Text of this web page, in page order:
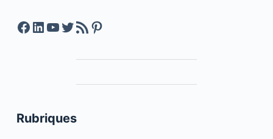
Facebook
LinkedIn
YouTube
Twitter
Feed RSSPinterest
Rubriques